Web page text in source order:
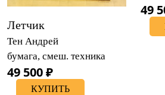
Летчик
Тен Андрей
бумага, смеш. техника
49 500 ₽
КУПИТЬ
49